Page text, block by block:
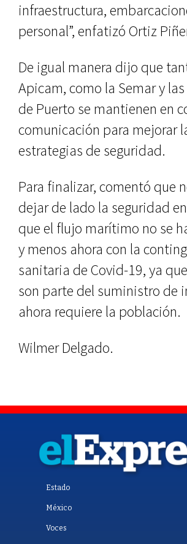
infraestructura,
personal”, enfatizó Ortiz
De igual manera dijo que
Apicam, como la Semar y
de Puerto se mantienen en
comunicación para mejorar
estrategias de seguridad.
Para finalizar, comentó que
dejar de lado la seguridad
que el flujo marítimo no se
y menos ahora con la
sanitaria de Covid-19, ya
son parte del suministro de
ahora requiere la población.
Wilmer Delgado.
Estado
México
Voces